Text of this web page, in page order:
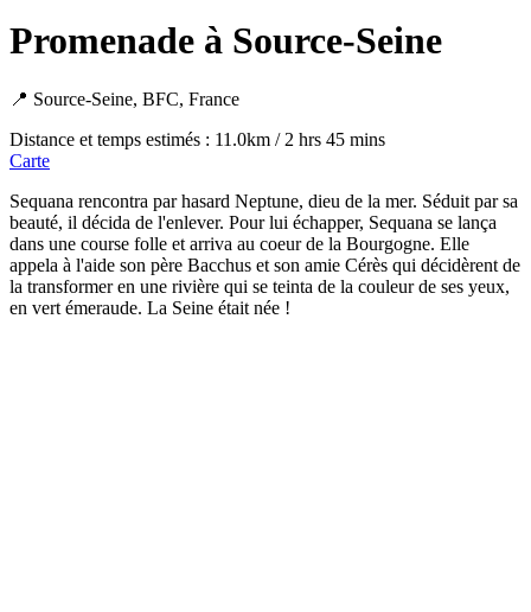
Promenade à Source-Seine
📍 Source-Seine, BFC, France
Distance et temps estimés : 11.0km / 2 hrs 45 mins
Carte
Sequana rencontra par hasard Neptune, dieu de la mer. Séduit par sa
beauté, il décida de l'enlever. Pour lui échapper, Sequana se lança
dans une course folle et arriva au coeur de la Bourgogne. Elle
appela à l'aide son père Bacchus et son amie Cérès qui décidèrent de
la transformer en une rivière qui se teinta de la couleur de ses yeux,
en vert émeraude. La Seine était née !